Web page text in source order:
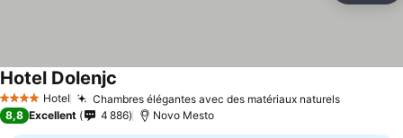
4 Étoiles Hotel Chambres élégantes avec des matériaux naturels
Hotel Dolenjc
8,8 Excellent 4 886 Novo Mesto